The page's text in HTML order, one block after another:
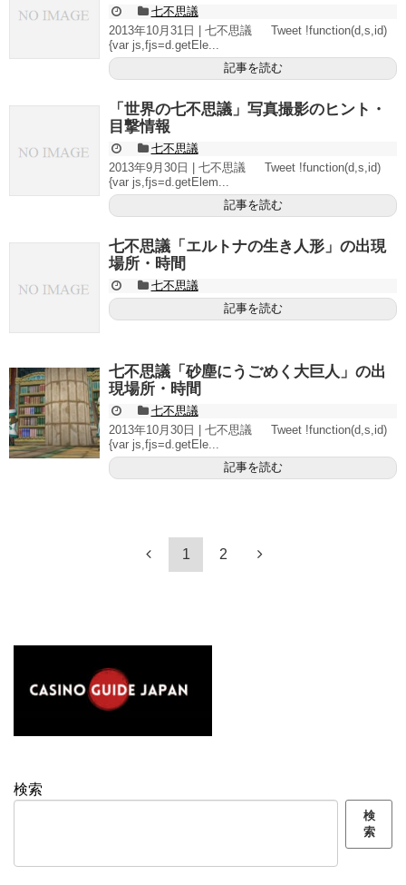
七不思議
2013年10月31日 | 七不思議 Tweet !function(d,s,id)
{var js,fjs=d.getEle...
記事を読む
「世界の七不思議」写真撮影のヒント・
目撃情報
七不思議
2013年9月30日 | 七不思議 Tweet !function(d,s,id)
{var js,fjs=d.getElem...
記事を読む
七不思議「エルトナの生き人形」の出現
場所・時間
七不思議
記事を読む
七不思議「砂塵にうごめく大巨人」の出
現場所・時間
七不思議
2013年10月30日 | 七不思議 Tweet !function(d,s,id)
{var js,fjs=d.getEle...
記事を読む
1 2
検索
検
索